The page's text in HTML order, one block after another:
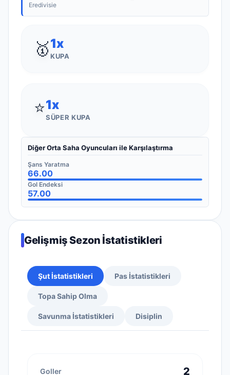
Eredivisie
🥇1x
KUPA
⭐1x
SÜPER KUPA
Diğer Orta Saha Oyuncuları ile Karşılaştırma
Şans Yaratma
66.00
Gol Endeksi
57.00
Gelişmiş Sezon İstatistikleri
Şut İstatistikleri Pas İstatistikleri
Topa Sahip Olma
Savunma İstatistikleri Disiplin
Goller 2